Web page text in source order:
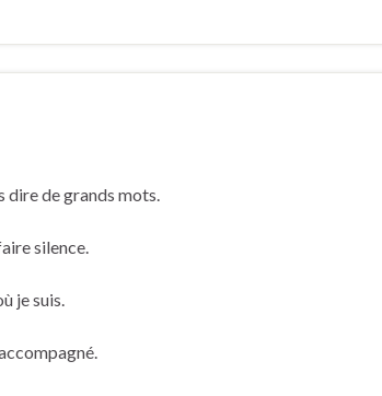
dire de grands mots.
silence.
je suis.